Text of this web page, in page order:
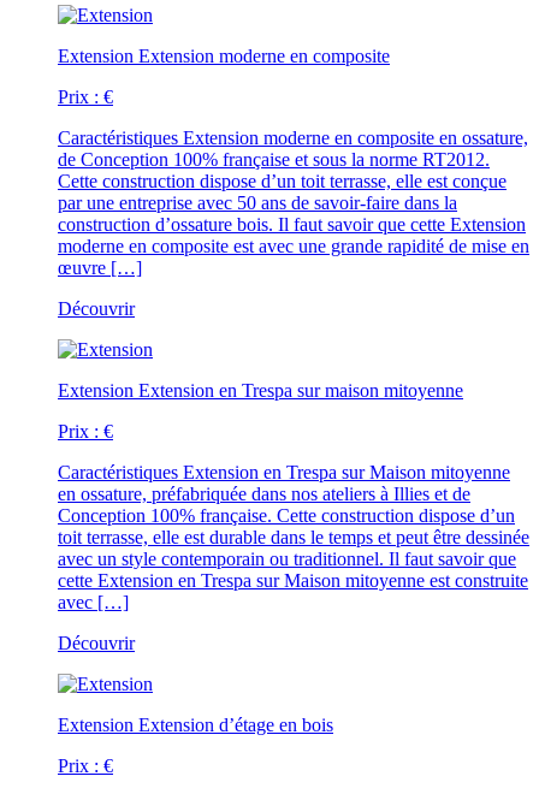
Extension Extension moderne en composite
Prix : €
Caractéristiques Extension moderne en composite en ossature,
de Conception 100% française et sous la norme RT2012.
Cette construction dispose d’un toit terrasse, elle est conçue
par une entreprise avec 50 ans de savoir-faire dans la
construction d’ossature bois. Il faut savoir que cette Extension
moderne en composite est avec une grande rapidité de mise en
œuvre […]
Découvrir
Extension Extension en Trespa sur maison mitoyenne
Prix : €
Caractéristiques Extension en Trespa sur Maison mitoyenne
en ossature, préfabriquée dans nos ateliers à Illies et de
Conception 100% française. Cette construction dispose d’un
toit terrasse, elle est durable dans le temps et peut être dessinée
avec un style contemporain ou traditionnel. Il faut savoir que
cette Extension en Trespa sur Maison mitoyenne est construite
avec […]
Découvrir
Extension Extension d’étage en bois
Prix : €